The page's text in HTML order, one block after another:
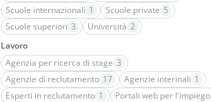
Scuole internazionali 1 Scuole private 5
Scuole superiori 3 Università 2
Lavoro
Agenzia per ricerca di stage 3
Agenzie di reclutamento 17 Agenzie interinali 1
Esperti in reclutamento 1 Portali web per l'impiego